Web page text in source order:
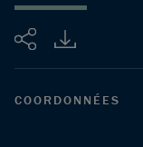
Partager
COORDONNÉES